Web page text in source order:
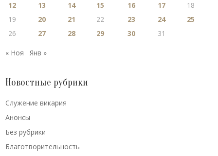
12
13 14 15 16 17
18
19
20 21 22 23 24
25
26
27 28 29 30 31
« Ноя Янв »
Новостные рубрики
Cлужение викария
Анонсы
Без рубрики
Благотворительность